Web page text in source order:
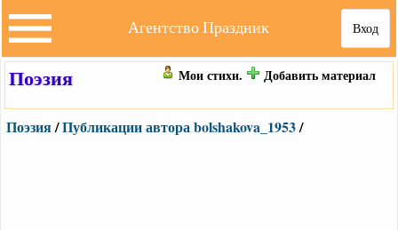
Вход
Агентство Праздник
Поэзия Мои стихи. Добавить материал
Поэзия/Публикации автора bolshakova_1953/